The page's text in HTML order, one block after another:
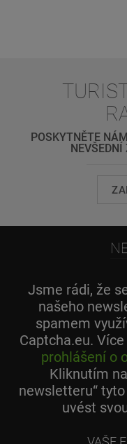
POSKYTNĚTE
Jsme rádi, že
našeho
spamem
Captcha.eu.
prohlášení o
Kliknutím
newsletteru“
uvést